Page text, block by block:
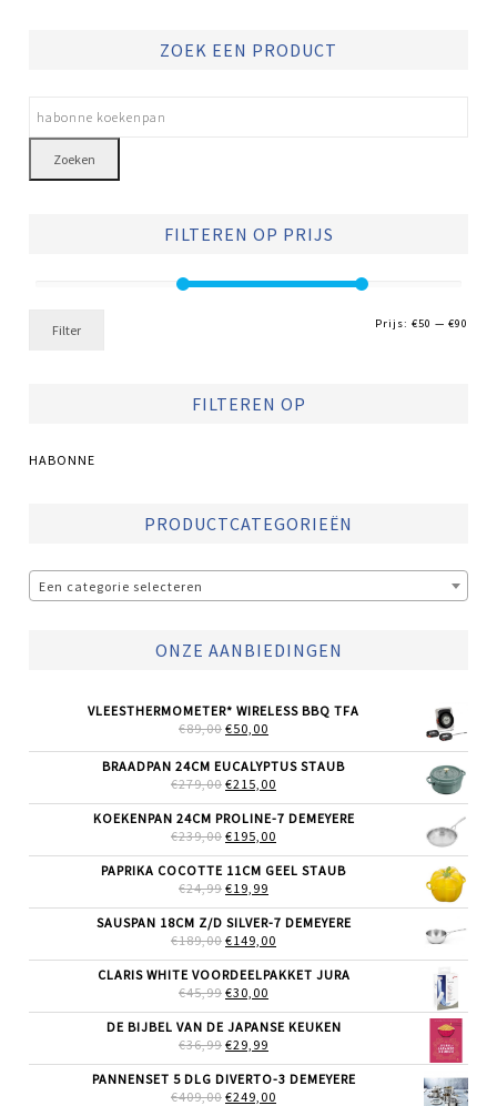
ZOEK EEN PRODUCT
Zoeken
FILTEREN OP PRIJS
Filter Prijs: €50 — €90
FILTEREN OP
HABONNE
PRODUCTCATEGORIEËN
Een categorie selecteren
ONZE AANBIEDINGEN
VLEESTHERMOMETER* WIRELESS BBQ TFA
€89,00 OORSPRONKELIJKE
WAS:
€89,00.
€50,00
IS:
€50,00.
BRAADPAN 24CM EUCALYPTUS STAUB
€279,00 OORSPRONKELIJKE
WAS:
€279,00.
€215,00
IS:
KOEKENPAN 24CM PROLINE-7 DEMEYERE
€239,00 OORSPRONKELIJKE
WAS:
€239,00.
€195,00
IS:
PAPRIKA COCOTTE 11CM GEEL STAUB
€24,99 OORSPRONKELIJKE
WAS:
€24,99.
€19,99
IS:
€19,99.
SAUSPAN 18CM Z/D SILVER-7 DEMEYERE
€189,00 OORSPRONKELIJKE
WAS:
€189,00.
€149,00
IS:
CLARIS WHITE VOORDEELPAKKET JURA
€45,99 OORSPRONKELIJKE
WAS:
€45,99.
€30,00
IS:
DE BIJBEL VAN DE JAPANSE KEUKEN
€36,99 OORSPRONKELIJKE
WAS:
€36,99.
€29,99
IS:
€29,99.
PANNENSET 5 DLG DIVERTO-3 DEMEYERE
€409,00 OORSPRONKELIJKE
€249,00